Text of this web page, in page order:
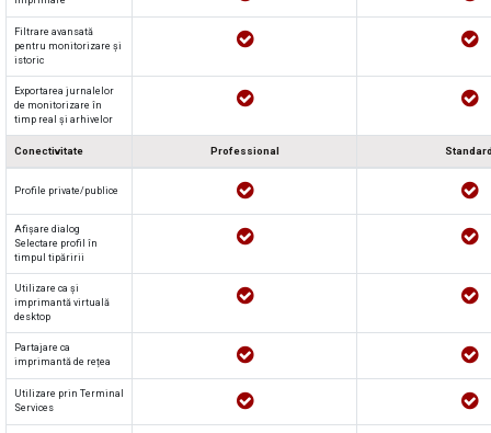
Filtrare avansată
pentru monitorizare și
istoric
Exportarea jurnalelor
de monitorizare în
timp real și arhivelor
Conectivitate Professional
Profile private/publice
Afișare dialog
Selectare profil în
timpul tipăririi
Utilizare ca și
imprimantă virtuală
desktop
Partajare ca
imprimantă de rețea
Utilizare prin Terminal
Services